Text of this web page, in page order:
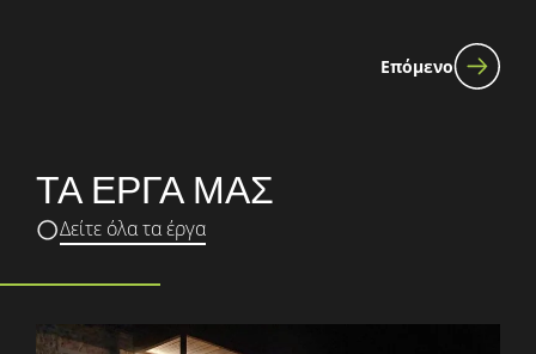
Επόμενο
ΤΑ ΕΡΓΑ ΜΑΣ
Δείτε όλα τα έργα